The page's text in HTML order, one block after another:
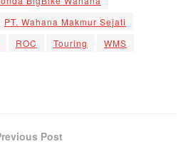
PT. Wahana Makmur Sejati
ROC Touring WMS
Post